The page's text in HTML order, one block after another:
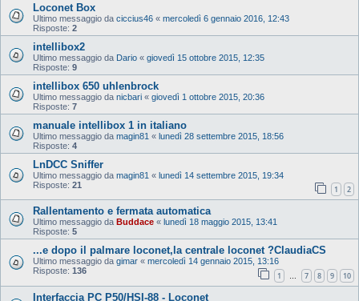
Loconet Box
Ultimo messaggio da ciccius46 « mercoledì 6 gennaio 2016, 12:43
Risposte: 2
intellibox2
Ultimo messaggio da Dario « giovedì 15 ottobre 2015, 12:35
Risposte: 9
intellibox 650 uhlenbrock
Ultimo messaggio da nicbari « giovedì 1 ottobre 2015, 20:36
Risposte: 7
manuale intellibox 1 in italiano
Ultimo messaggio da magin81 « lunedì 28 settembre 2015, 18:56
Risposte: 4
LnDCC Sniffer
Ultimo messaggio da magin81 « lunedì 14 settembre 2015, 19:34
Risposte: 21 1 2
Rallentamento e fermata automatica
Ultimo messaggio da Buddace « lunedì 18 maggio 2015, 13:41
Risposte: 5
...e dopo il palmare loconet,la centrale loconet ?ClaudiaCS
Ultimo messaggio da gimar « mercoledì 14 gennaio 2015, 13:16
Risposte: 136 1 … 7 8 9 10
Interfaccia PC P50/HSI-88 - Loconet